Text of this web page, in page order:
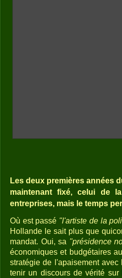
Les deux premières années
maintenant fixé, celui de
entreprises, mais le temps
Où est passé "l'artiste de la
Hollande le sait plus que
mandat. Oui, sa "présidence
économiques et budgétaires
stratégie de l'apaisement
tenir un discours de vérité